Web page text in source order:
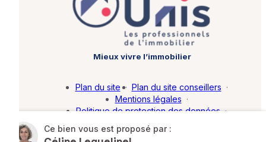
Ce bien vous est proposé par :
Mieux vivre l’immobilier
Plan du site · Plan du site conseillers ·
Mentions légales ·
Politique de protection des données ·